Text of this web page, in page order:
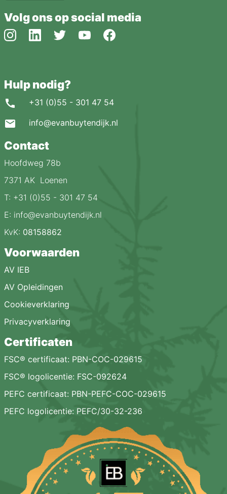
Volg ons op social media
Hulp nodig?
+31 (0)55 - 301 47 54
info@evanbuytendijk.nl
Contact
Hoofdweg 78b
7371 AK Loenen
T: +31 (0)55 - 301 47 54
E: info@evanbuytendijk.nl
KvK: 08158862
Voorwaarden
AV IEB
AV Opleidingen
Cookieverklaring
Privacyverklaring
Certificaten
FSC® certificaat: PBN-COC-029615
FSC® logolicentie: FSC-092624
PEFC certificaat: PBN-PEFC-COC-029615
PEFC logolicentie: PEFC/30-32-236